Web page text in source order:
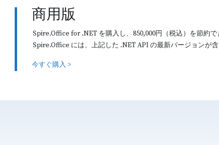
商用版
Spire.Office for .NET を購入し、850,000円（税込）を節約で
Spire.Office には、上記した .NET API の最新バージョンが
今すぐ購入 >